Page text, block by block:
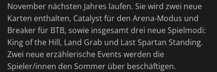
November nächsten Jahres laufen. Sie wird zwei neue
Karten enthalten, Catalyst für den Arena-Modus und
Breaker für BTB, sowie insgesamt drei neue Spielmodi:
King of the Hill, Land Grab und Last Spartan Standing.
Zwei neue erzählerische Events werden die
Spieler/innen den Sommer über beschäftigen.